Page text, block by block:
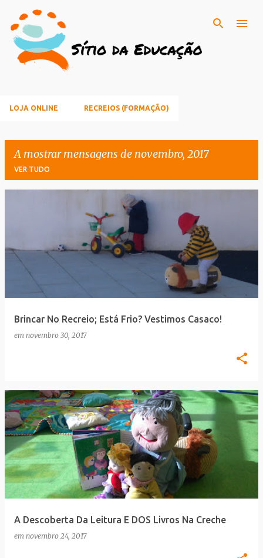
LOJA ONLINE RECREIOS (FORMAÇÃO)
A mostrar mensagens de novembro, 2017
VER TUDO
Brincar No Recreio; Está Frio? Vestimos Casaco!
em novembro 30, 2017
A Descoberta Da Leitura E DOS Livros Na Creche
em novembro 24, 2017